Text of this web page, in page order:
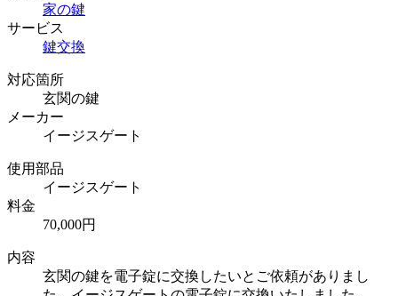
家の鍵
サービス
鍵交換
対応箇所
玄関の鍵
メーカー
イージスゲート
使用部品
イージスゲート
料金
70,000円
内容
玄関の鍵を電子錠に交換したいとご依頼がありまし